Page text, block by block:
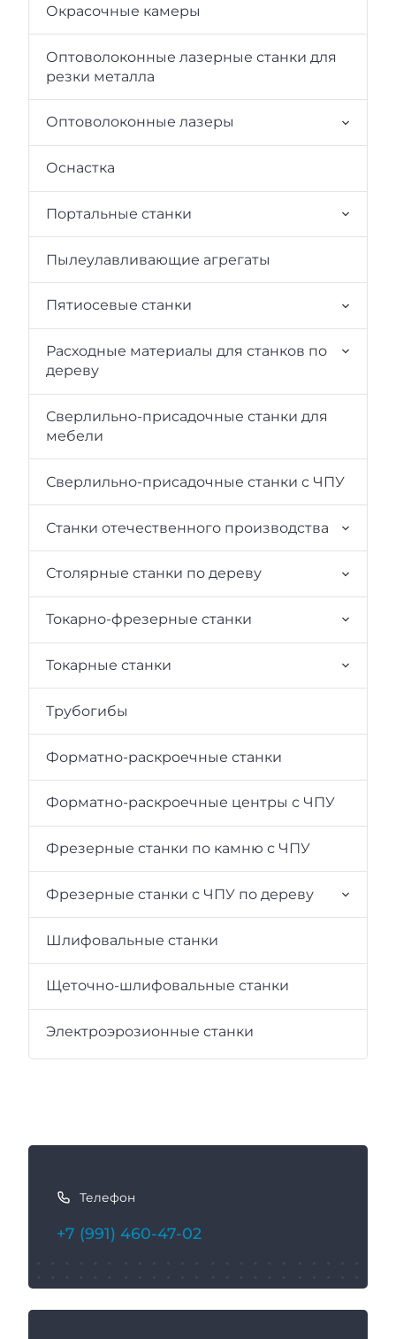
Окрасочные камеры
Оптоволоконные лазерные станки для
резки металла
Оптоволоконные лазеры
Оснастка
Портальные станки
Пылеулавливающие агрегаты
Пятиосевые станки
Расходные материалы для станков по
дереву
Сверлильно-присадочные станки для
мебели
Сверлильно-присадочные станки с ЧПУ
Станки отечественного производства
Столярные станки по дереву
Токарно-фрезерные станки
Токарные станки
Трубогибы
Форматно-раскроечные станки
Форматно-раскроечные центры с ЧПУ
Фрезерные станки по камню с ЧПУ
Фрезерные станки с ЧПУ по дереву
Шлифовальные станки
Щеточно-шлифовальные станки
Электроэрозионные станки
з
а
Телефон
+7 (991) 460-47-02